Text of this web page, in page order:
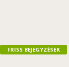
FRISS BEJEGYZÉSEK